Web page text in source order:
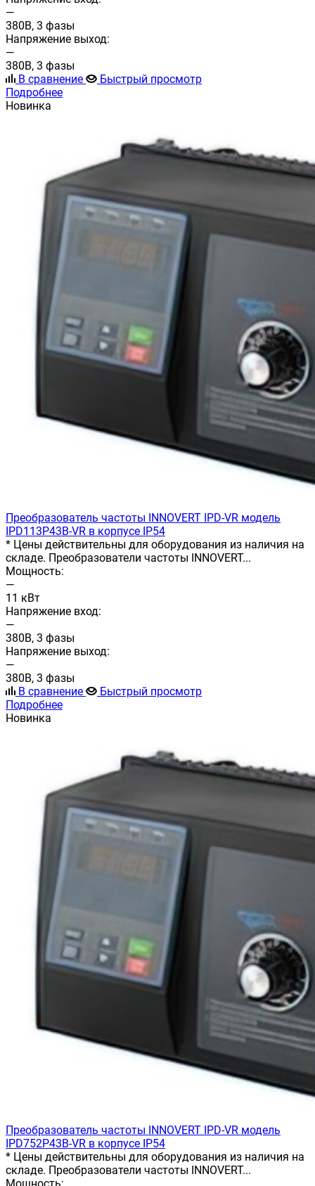
—
380В, 3 фазы
Напряжение выход:
—
380В, 3 фазы
В сравнение
Быстрый просмотр
Подробнее
Новинка
Преобразователь частоты INNOVERT IРD-VR модель
IPD113P43B-VR в корпусе IP54
* Цены действительны для оборудования из наличия на
складе. Преобразователи частоты INNOVERT...
Мощность:
—
11 кВт
Напряжение вход:
—
380В, 3 фазы
Напряжение выход:
—
380В, 3 фазы
В сравнение
Быстрый просмотр
Подробнее
Новинка
Преобразователь частоты INNOVERT IРD-VR модель
IPD752P43B-VR в корпусе IP54
* Цены действительны для оборудования из наличия на
складе. Преобразователи частоты INNOVERT...